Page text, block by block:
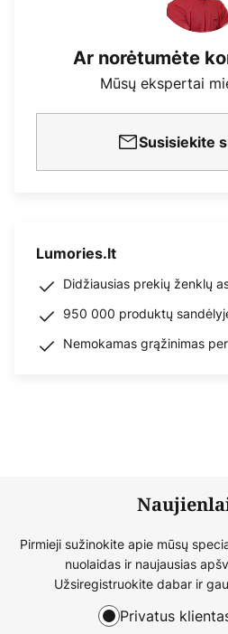
Ar norėtumėte
Mūsų ekspertai
Susisiekite
Lumories.lt
Didžiausias prekių ženklų
950 000 produktų
Nemokamas grąžinimas
Pirmieji sužinokite apie mūsų
nuolaidas ir naujausias
Užsiregistruokite dabar ir
Privatus